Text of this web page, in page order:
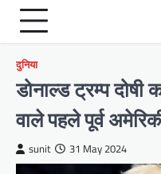
दुनिया
डोनाल्ड ट्रम्प दोषी
वाले पहले पूर्व
sunit 31 May 2024